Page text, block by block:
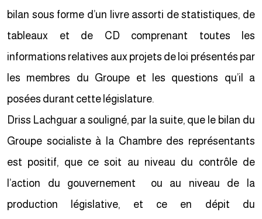
bilan sous forme d’un livre assorti de statistiques, de
tableaux et de CD comprenant toutes les
informations relatives aux projets de loi présentés par
les membres du Groupe et les questions qu’il a
posées durant cette législature.
Driss Lachguar a souligné, par la suite, que le bilan du
Groupe socialiste à la Chambre des représentants
est positif, que ce soit au niveau du contrôle de
l’action du gouvernement ou au niveau de la
production législative, et ce en dépit du